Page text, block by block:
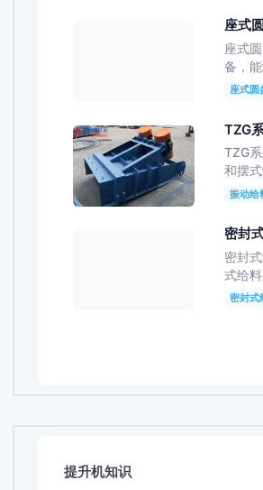
座式
座式
备，
座式圆
TZG
TZG系
和摆式
振动给
密封
密封
式给料
密封式
提升机知识